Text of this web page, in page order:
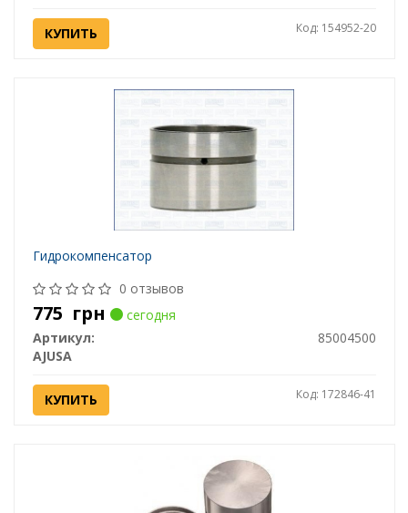
КУПИТЬ Код: 154952-20
Гидрокомпенсатор
0 отзывов
775 грн
сегодня
Артикул:
85004500
AJUSA
КУПИТЬ Код: 172846-41